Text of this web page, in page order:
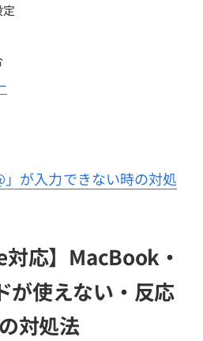
」が入力できない時の対処
応】MacBook・
が使えない・反応
対処法